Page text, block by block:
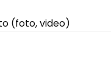
(foto, video)